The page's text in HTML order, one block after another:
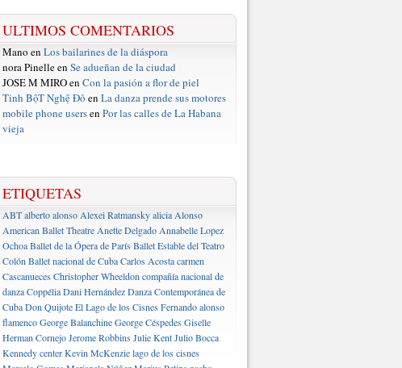
ULTIMOS COMENTARIOS
Mano en Los bailarines de la diáspora
nora Pinelle en Se adueñan de la ciudad
JOSE M MIRO en Con la pasión a flor de piel
Tinh BộT Nghệ Đỏ en La danza prende sus motores
mobile phone usersen Por las calles de La Habana
vieja
ETIQUETAS
ABTalberto alonso Alexei Ratmanskyalicia Alonso
American Ballet Theatre Anette Delgado Annabelle Lopez
OchoaBallet de la Ópera de ParísBallet Estable del Teatro
Colón Ballet nacional de CubaCarlos Acostacarmen
CascanuecesChristopher Wheeldon compañía nacional de
danzaCoppéliaDani HernándezDanza Contemporánea de
CubaDon QuijoteEl Lago de los CisnesFernando alonso
flamencoGeorge BalanchineGeorge CéspedesGiselle
Herman CornejoJerome RobbinsJulie KentJulio Bocca
Kennedy centerKevin McKenzielago de los cisnes